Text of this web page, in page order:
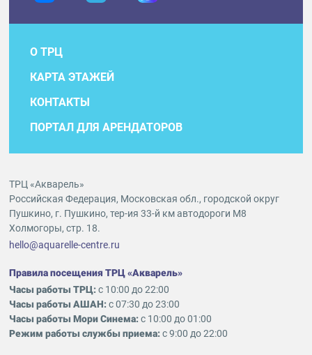
О ТРЦ
КАРТА ЭТАЖЕЙ
КОНТАКТЫ
ПОРТАЛ ДЛЯ АРЕНДАТОРОВ
ТРЦ «Акварель»
Российская Федерация, Московская обл., городской округ
Пушкино, г. Пушкино, тер-ия 33-й км автодороги М8
Холмогоры, стр. 18.
hello@aquarelle-centre.ru
Правила посещения ТРЦ «Акварель»
Часы работы ТРЦ:с 10:00 до 22:00
Часы работы АШАН:с 07:30 до 23:00
Часы работы Мори Синема:с 10:00 до 01:00
Режим работы службы приема:с 9:00 до 22:00